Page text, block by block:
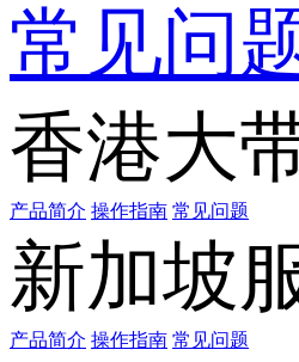
常见问
香港大
产品简介 操作指南 常见问题
新加坡
产品简介 操作指南 常见问题